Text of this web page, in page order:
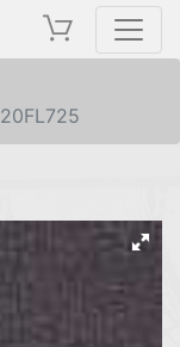
20FL725